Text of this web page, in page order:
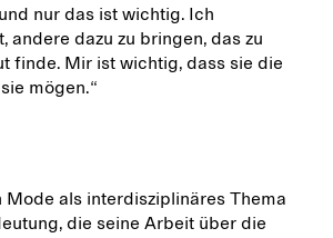
nur das ist wichtig. Ich
andere dazu zu bringen, das zu
finde. Mir ist wichtig, dass sie die
mögen.“
Mode als interdisziplinäres Thema
die seine Arbeit über die